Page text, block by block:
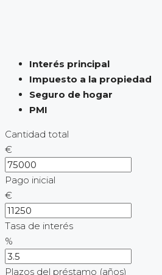
Interés principal
Impuesto a la propiedad
Seguro de hogar
PMI
Cantidad total
€
Pago inicial
€
Tasa de interés
%
Plazos del préstamo (años)